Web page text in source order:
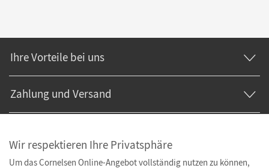
Ihre Vorteile bei uns
Zahlung und Versand
Wir respektieren Ihre Privatsphäre
Um das Cornelsen Online-Angebot vollständig nutzen zu können,